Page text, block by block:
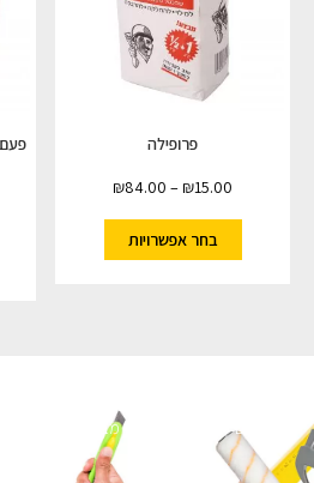
פרופילה
₪15.00
–
₪84.00
בחר אפשרויות
השארו
מעוניינים לקבל עדכונים על מבצעים והנחות